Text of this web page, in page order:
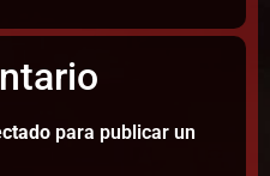
para publicar un